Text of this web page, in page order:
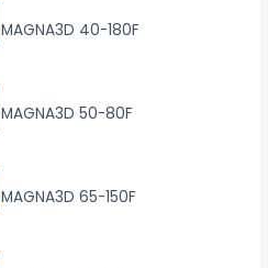
MAGNA3D 40-180F
MAGNA3D 50-80F
MAGNA3D 65-150F